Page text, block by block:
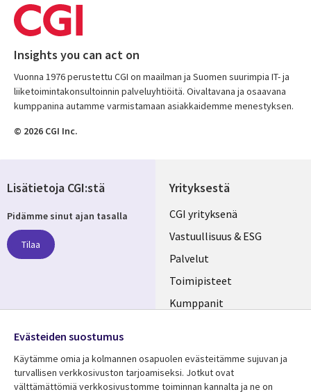
Insights you can act on
Vuonna 1976 perustettu CGI on maailman ja Suomen suurimpia IT- ja
liiketoimintakonsultoinnin palveluyhtiöitä. Oivaltavana ja osaavana
kumppanina autamme varmistamaan asiakkaidemme menestyksen.
© 2026 CGI Inc.
Yrityksestä
Useful
links
FINLAND
CGI yrityksenä
Vastuullisuus & ESG
Palvelut
Toimipisteet
Kumppanit
Lisätietoja CGI:stä
Pidämme sinut ajan tasalla
Tilaa
Media
FINLAND
Evästeiden suostumus
Käytämme omia ja kolmannen osapuolen evästeitämme sujuvan ja
turvallisen verkkosivuston tarjoamiseksi. Jotkut ovat
välttämättömiä verkkosivustomme toiminnan kannalta ja ne on